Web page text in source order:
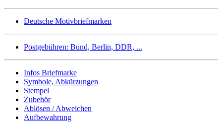
Deutsche Motivbriefmarken
Postgebühren: Bund, Berlin, DDR, ...
Infos Briefmarke
Symbole, Abkürzungen
Stempel
Zubehör
Ablösen / Abweichen
Aufbewahrung